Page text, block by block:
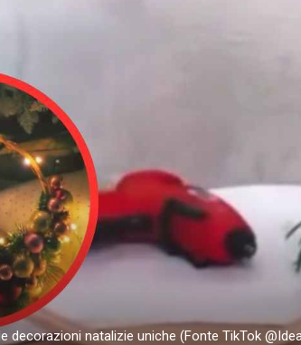
decorazioni natalizie uniche (Fonte TikTok